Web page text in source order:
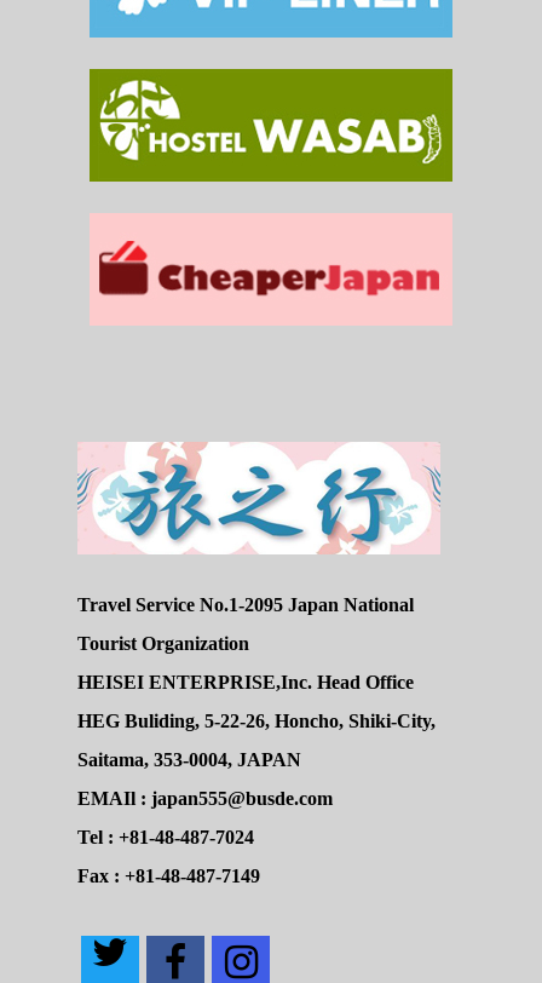
Travel Service No.1-2095 Japan National
Tourist Organization
HEISEI ENTERPRISE,Inc. Head Office
HEG Buliding, 5-22-26, Honcho, Shiki-City,
Saitama, 353-0004, JAPAN
EMAIl : japan555@busde.com
Tel : +81-48-487-7024
Fax : +81-48-487-7149